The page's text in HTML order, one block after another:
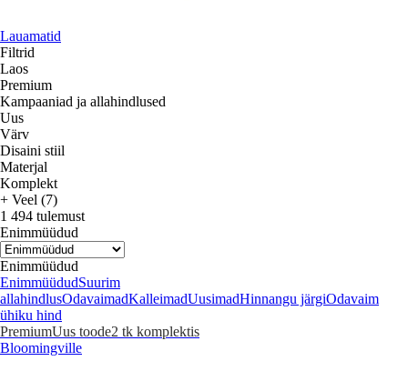
Lauamatid
Filtrid
Laos
Premium
Kampaaniad ja allahindlused
Uus
Värv
Disaini stiil
Materjal
Komplekt
+ Veel (7)
1 494 tulemust
Enimmüüdud
Enimmüüdud
EnimmüüdudSuurim
allahindlusOdavaimadKalleimadUusimadHinnangu järgiOdavaim
ühiku hind
PremiumUus toode2 tk komplektis
Bloomingville